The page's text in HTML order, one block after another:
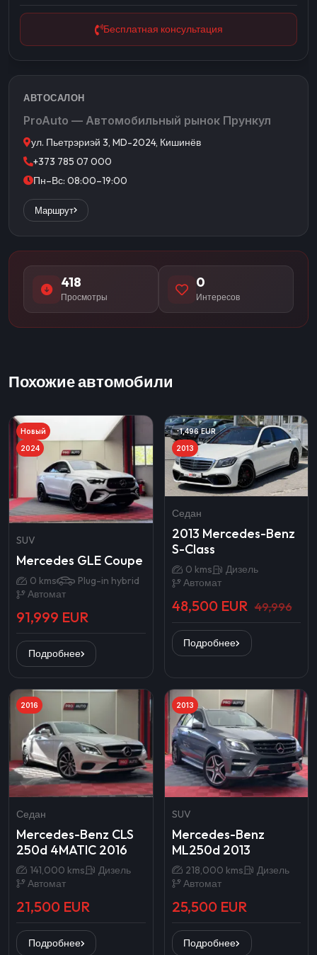
Бесплатная консультация
АВТОСАЛОН
ProAuto — Автомобильный рынок Прункул
ул. Пьетрэриэй 3, MD-2024, Кишинёв
+373 785 07 000
Пн–Вс: 08:00–19:00
Маршрут
418
Просмотры
0
Интересов
Похожие автомобили
Новый
2024
SUV
Mercedes GLE Coupe
0 kms
Plug-in hybrid
Автомат
91,999 EUR
Подробнее
-1,496 EUR
2013
Седан
2013 Mercedes-Benz
S-Class
0 kms
Дизель
Автомат
48,500 EUR 49,996
Подробнее
2016
Седан
Mercedes-Benz CLS
250d 4MATIC 2016
141,000 kms
Дизель
Автомат
21,500 EUR
Подробнее
2013
SUV
Mercedes-Benz
ML250d 2013
218,000 kms
Дизель
Автомат
25,500 EUR
Подробнее